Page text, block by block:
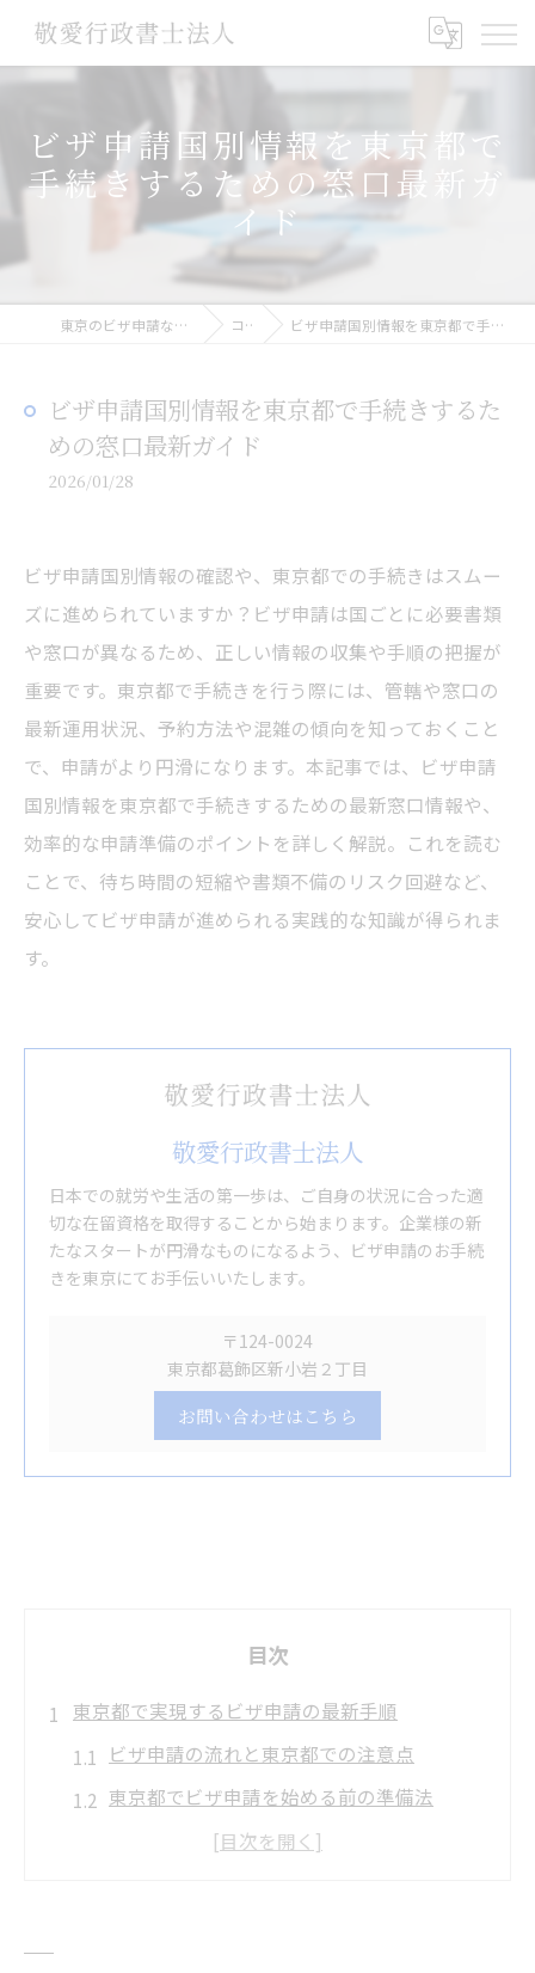
ビザ申請国別情報を東京都で
手続きするための窓口最新ガ
イド
東京のビザ申請なら敬愛行政書士法人 コラム ビザ申請国別情報を東京都で手続きするための窓口最新ガイド
ビザ申請国別情報を東京都で手続きするた
めの窓口最新ガイド
2026/01/28
ビザ申請国別情報の確認や、東京都での手続きはスムー
ズに進められていますか？ビザ申請は国ごとに必要書類
や窓口が異なるため、正しい情報の収集や手順の把握が
重要です。東京都で手続きを行う際には、管轄や窓口の
最新運用状況、予約方法や混雑の傾向を知っておくこと
で、申請がより円滑になります。本記事では、ビザ申請
国別情報を東京都で手続きするための最新窓口情報や、
効率的な申請準備のポイントを詳しく解説。これを読む
ことで、待ち時間の短縮や書類不備のリスク回避など、
安心してビザ申請が進められる実践的な知識が得られま
す。
敬愛行政書士法人
日本での就労や生活の第一歩は、ご自身の状況に合った適
切な在留資格を取得することから始まります。企業様の新
たなスタートが円滑なものになるよう、ビザ申請のお手続
きを東京にてお手伝いいたします。
〒124-0024
東京都葛飾区新小岩２丁目
お問い合わせはこちら
目次
東京都で実現するビザ申請の最新手順
ビザ申請の流れと東京都での注意点
東京都でビザ申請を始める前の準備法
申請手順の最新情報を東京都で知る